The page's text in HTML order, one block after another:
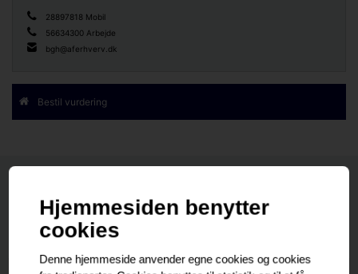
28897818 Mobil
56634300 Arbejde
bgh@aferhverv.dk
Bestil vurdering
Senest solgte
PROJEKT EJENDOM